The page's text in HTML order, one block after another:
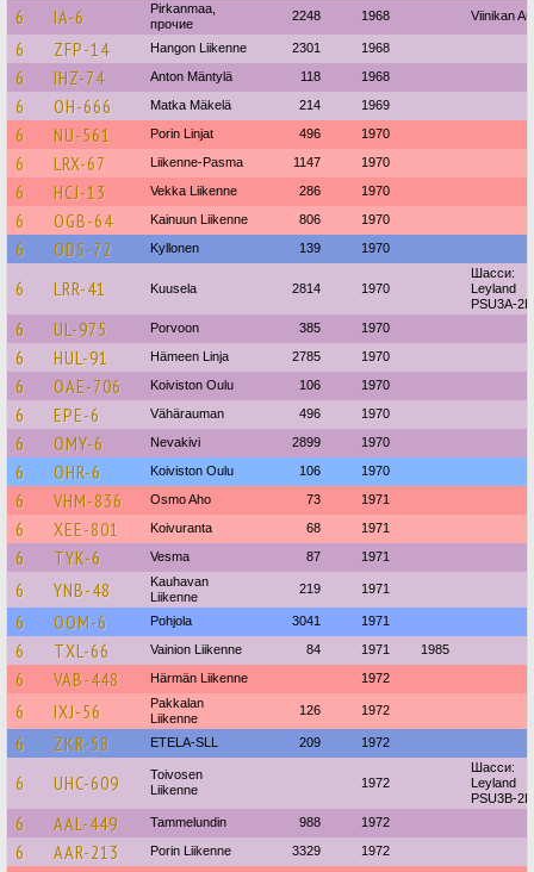
6 IA-6
Pirkanmaa,
прочие
2248 1968 Viinikan
6 ZFP-14 Hangon Liikenne 2301 1968
6 IHZ-74 Anton Mäntylä 118 1968
6 OH-666 Matka Mäkelä 214 1969
6 NU-561 Porin Linjat 496 1970
6 LRX-67 Liikenne-Pasma 1147 1970
6 HCJ-13 Vekka Liikenne 286 1970
6 OGB-64 Kainuun Liikenne 806 1970
6 ODS-72 Kyllonen 139 1970
6 LRR-41 Kuusela 2814 1970
Шасси:
Leyland
PSU3A-2L.
6 UL-975 Porvoon 385 1970
6 HUL-91 Hämeen Linja 2785 1970
6 OAE-706 Koiviston Oulu 106 1970
6 EPE-6 Vähärauman 496 1970
6 OMY-6 Nevakivi 2899 1970
6 OHR-6 Koiviston Oulu 106 1970
6 VHM-836 Osmo Aho 73 1971
6 XEE-801 Koivuranta 68 1971
6 TYK-6 Vesma 87 1971
6 YNB-48
Kauhavan
Liikenne
219 1971
6 OOM-6 Pohjola 3041 1971
6 TXL-66 Vainion Liikenne 84 1971 1985
6 VAB-448 Härmän Liikenne 1972
6 IXJ-56
Pakkalan
Liikenne
126 1972
6 ZKR-58 ETELA-SLL 209 1972
6 UHC-609
Toivosen
Liikenne
1972
Шасси:
Leyland
PSU3B-2L.
6 AAL-449 Tammelundin 988 1972
6 AAR-213 Porin Liikenne 3329 1972